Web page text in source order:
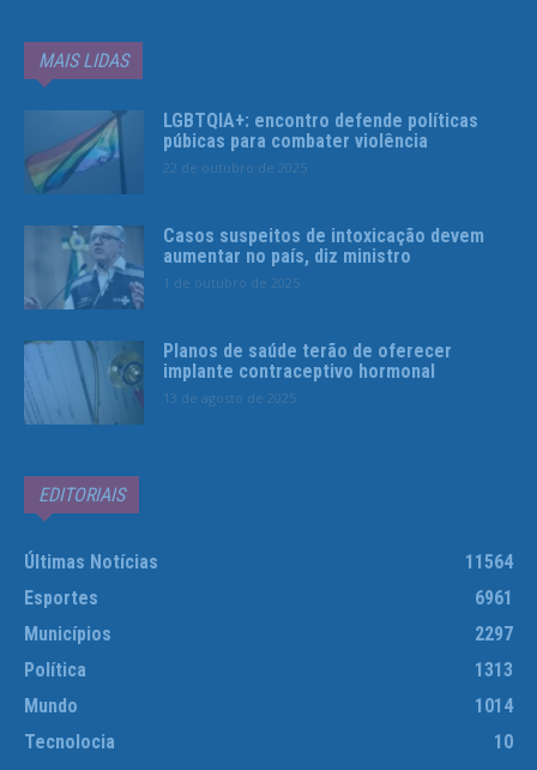
MAIS LIDAS
LGBTQIA+: encontro defende políticas
púbicas para combater violência
22 de outubro de 2025
Casos suspeitos de intoxicação devem
aumentar no país, diz ministro
1 de outubro de 2025
Planos de saúde terão de oferecer
implante contraceptivo hormonal
13 de agosto de 2025
EDITORIAIS
Últimas Notícias
11564
Esportes
6961
Municípios
2297
Política
1313
Mundo
1014
Tecnolocia
10